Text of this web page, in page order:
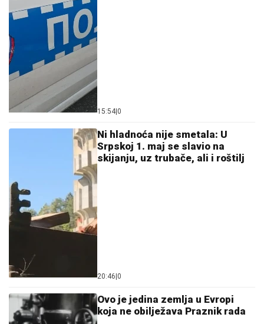
15:54 0
Ni hladnoća nije smetala: U
Srpskoj 1. maj se slavio na
skijanju, uz trubače, ali i roštilj
20:46 0
Ovo je jedina zemlja u Evropi
koja ne obilježava Praznik rada